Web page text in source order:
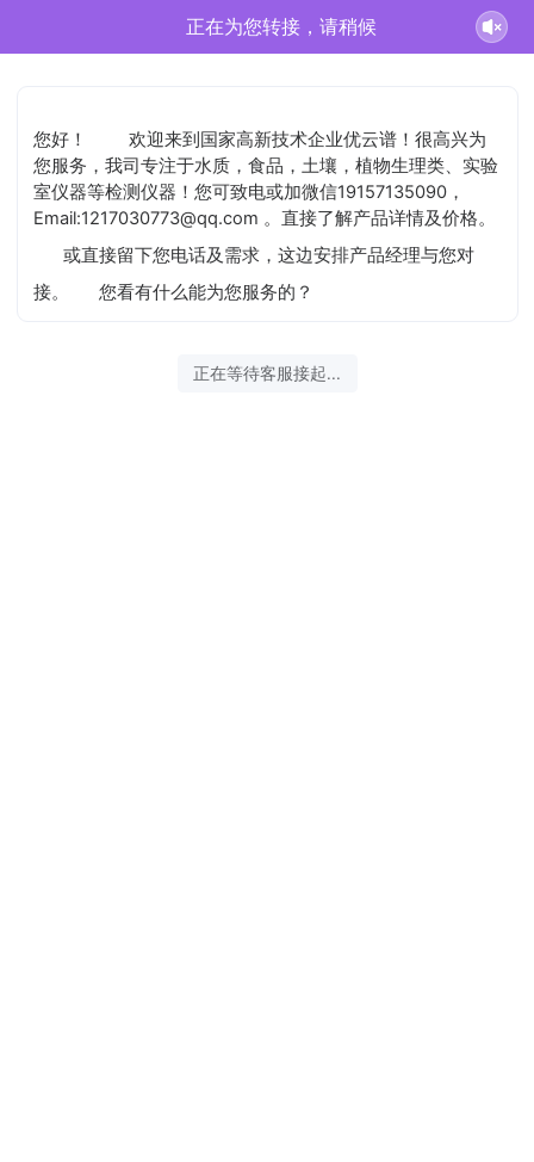
正在为您转接，请稍候
您好！
欢迎来到国家高新技术企业优云谱！很高兴为
您服务，我司专注于水质，食品，土壤，植物生理类、实验
室仪器等检测仪器！您可致电或加微信19157135090，
Email:1217030773@qq.com 。直接了解产品详情及价格。
或直接留下您电话及需求，这边安排产品经理与您对
接。
您看有什么能为您服务的？
正在等待客服接起...